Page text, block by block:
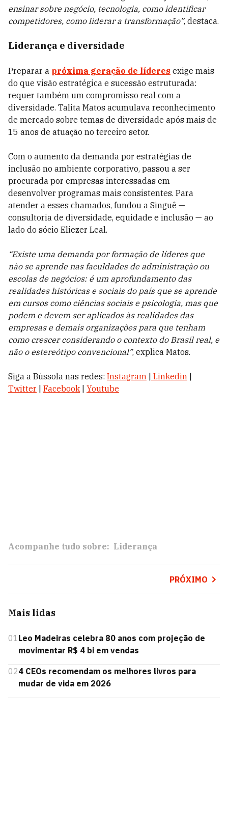
ensinar sobre negócio, tecnologia, como identificar
competidores, como liderar a transformação”, destaca.
Liderança e diversidade
Preparar a próxima geração de líderes exige mais
do que visão estratégica e sucessão estruturada:
requer também um compromisso real com a
diversidade. Talita Matos acumulava reconhecimento
de mercado sobre temas de diversidade após mais de
15 anos de atuação no terceiro setor.
Com o aumento da demanda por estratégias de
inclusão no ambiente corporativo, passou a ser
procurada por empresas interessadas em
desenvolver programas mais consistentes. Para
atender a esses chamados, fundou a Singuê —
consultoria de diversidade, equidade e inclusão — ao
lado do sócio Eliezer Leal.
“Existe uma demanda por formação de líderes que
não se aprende nas faculdades de administração ou
escolas de negócios: é um aprofundamento das
realidades históricas e sociais do país que se aprende
em cursos como ciências sociais e psicologia, mas que
podem e devem ser aplicados às realidades das
empresas e demais organizações para que tenham
como crescer considerando o contexto do Brasil real, e
não o estereótipo convencional”, explica Matos.
Siga a Bússola nas redes: Instagram Linkedin
Twitter
Facebook| Youtube
Acompanhe tudo sobre: Liderança
PRÓXIMO
Mais lidas
01Leo Madeiras celebra 80 anos com projeção de
movimentar R$ 4 bi em vendas
024 CEOs recomendam os melhores livros para
mudar de vida em 2026